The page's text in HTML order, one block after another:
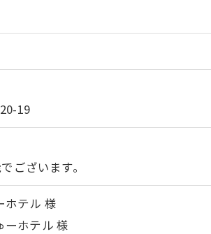
19
ございます。
テル 様
ホテル 様